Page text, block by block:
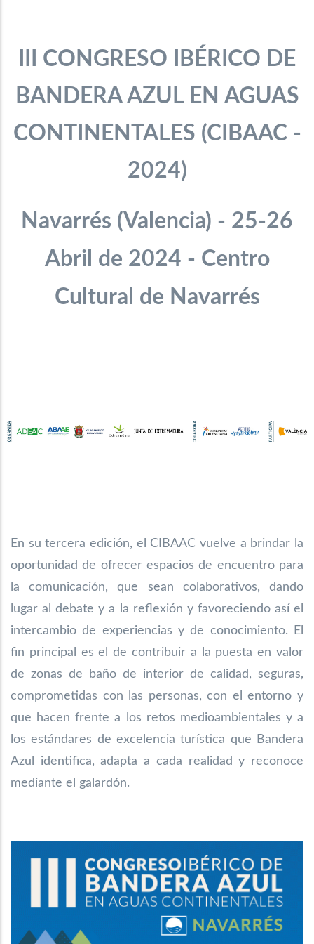
III CONGRESO IBÉRICO DE
BANDERA AZUL EN AGUAS
CONTINENTALES (CIBAAC -
2024)
Navarrés (Valencia) - 25-26
Abril de 2024 - Centro
Cultural de Navarrés
En su tercera edición, el CIBAAC vuelve a brindar la
oportunidad de ofrecer espacios de encuentro para
la comunicación, que sean colaborativos, dando
lugar al debate y a la reflexión y favoreciendo así el
intercambio de experiencias y de conocimiento. El
fin principal es el de contribuir a la puesta en valor
de zonas de baño de interior de calidad, seguras,
comprometidas con las personas, con el entorno y
que hacen frente a los retos medioambientales y a
los estándares de excelencia turística que Bandera
Azul identifica, adapta a cada realidad y reconoce
mediante el galardón.